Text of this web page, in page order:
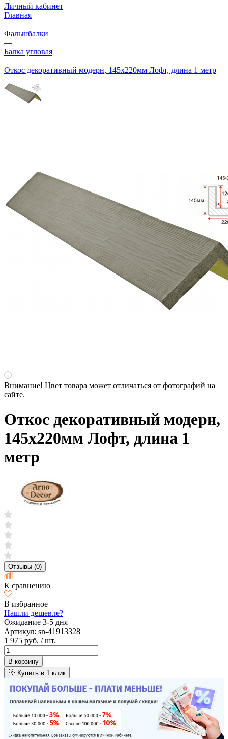
Личный кабинет
Главная
—
Фальшбалки
—
Балка угловая
—
Откос декоративный модерн, 145х220мм Лофт, длина 1 метр
Внимание! Цвет товара может отличаться от фотографий на
сайте.
Откос декоративный модерн,
145х220мм Лофт, длина 1
метр
Отзывы (0)
К сравнению
В избранное
Нашли дешевле?
Ожидание 3-5 дня
Артикул: sn-41913328
1 975 руб. / шт.
В корзину
Купить в 1 клик